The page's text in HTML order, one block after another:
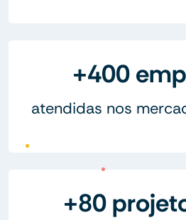
+400
atendidas nos
+80